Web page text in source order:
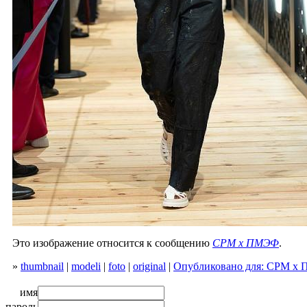
Это изображение относится к сообщению CPM х ПМЭФ.
» thumbnail | modeli | foto | original | Опубликовано для: CPM
имя